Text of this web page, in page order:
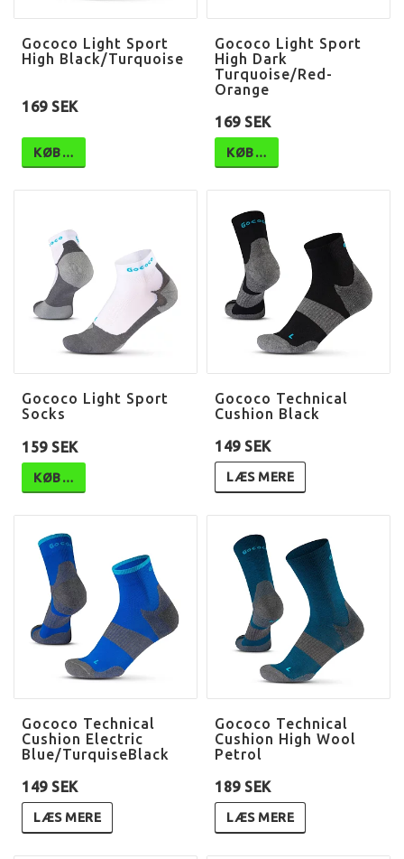
Gococo Light Sport
High Black/Turquoise
169 SEK
KØB…
Gococo Light Sport
High Dark
Turquoise/Red-
Orange
169 SEK
KØB…
Gococo Light Sport
Socks
159 SEK
KØB…
Gococo Technical
Cushion Black
149 SEK
LÆS MERE
Gococo Technical
Cushion Electric
Blue/TurquiseBlack
149 SEK
LÆS MERE
Gococo Technical
Cushion High Wool
Petrol
189 SEK
LÆS MERE